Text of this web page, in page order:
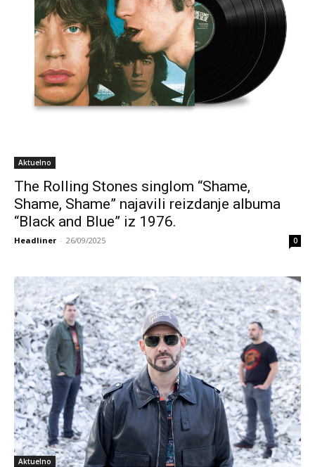
Aktuelno
The Rolling Stones singlom “Shame,
Shame, Shame” najavili reizdanje albuma
“Black and Blue” iz 1976.
Headliner - 26/09/2025 0
Aktuelno